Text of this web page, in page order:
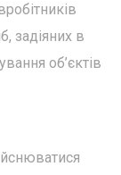
задіяних в
об’єктів